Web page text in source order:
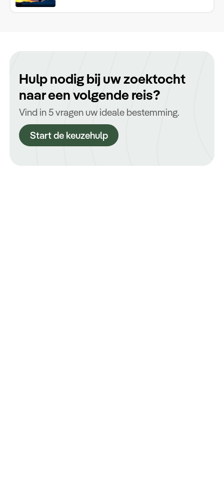
Hulp nodig bij uw zoektocht
naar een volgende reis?
Vind in 5 vragen uw ideale bestemming.
Start de keuzehulp